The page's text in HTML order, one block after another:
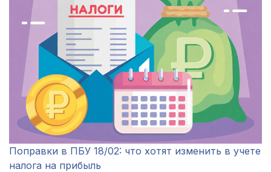
Поправки в ПБУ 18/02: что хотят изменить в учете
налога на прибыль